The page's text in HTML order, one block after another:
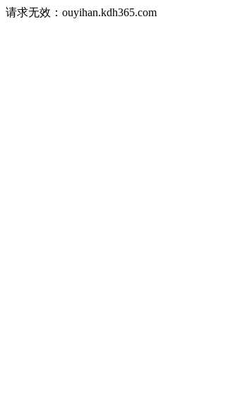
请求无效：ouyihan.kdh365.com